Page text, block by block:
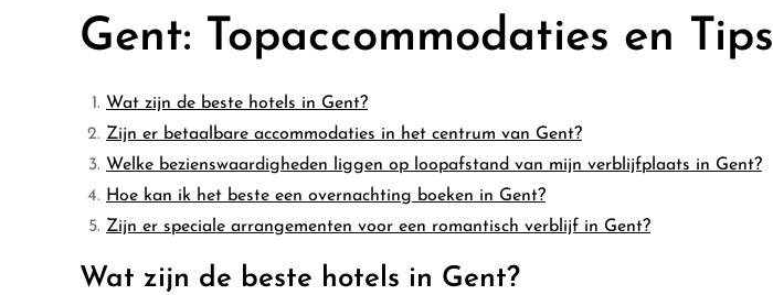
Gent: Topaccommodaties en Tips
Wat zijn de beste hotels in Gent?
Zijn er betaalbare accommodaties in het centrum van Gent?
Welke bezienswaardigheden liggen op loopafstand van mijn verblijfplaats in Gent?
Hoe kan ik het beste een overnachting boeken in Gent?
Zijn er speciale arrangementen voor een romantisch verblijf in Gent?
Wat zijn de beste hotels in Gent?